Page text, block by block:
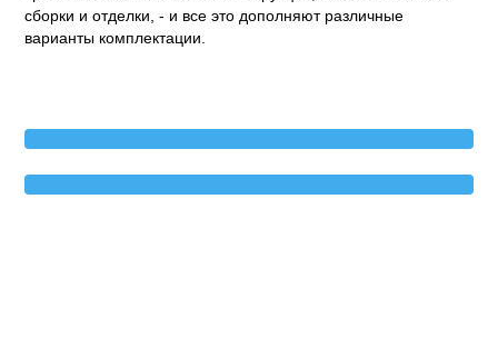
сборки и отделки, - и все это дополняют различные
варианты комплектации.